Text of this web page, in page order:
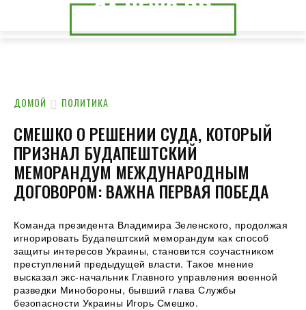
24.NEWS.CK
24.NEWS.DP
ДОМОЙ ПОЛИТИКА
СМЕШКО О РЕШЕНИИ СУДА, КОТОРЫЙ
ПРИЗНАЛ БУДАПЕШТСКИЙ
МЕМОРАНДУМ МЕЖДУНАРОДНЫМ
ДОГОВОРОМ: ВАЖНА ПЕРВАЯ ПОБЕДА
Команда президента Владимира Зеленского, продолжая
игнорировать Будапештский меморандум как способ
защиты интересов Украины, становится соучастником
преступлений предыдущей власти. Такое мнение
высказал экс-начальник Главного управления военной
разведки Минобороны, бывший глава Службы
безопасности Украины Игорь Смешко.